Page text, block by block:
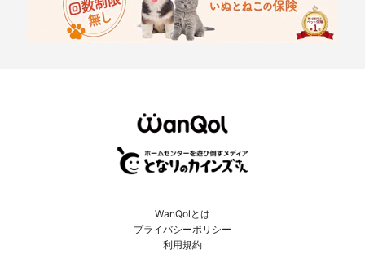
WanQolとは
プライバシーポリシー
利用規約